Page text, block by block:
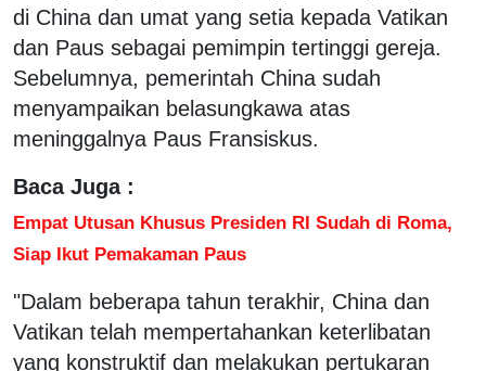
di China dan umat yang setia kepada Vatikan
dan Paus sebagai pemimpin tertinggi gereja.
Sebelumnya, pemerintah China sudah
menyampaikan belasungkawa atas
meninggalnya Paus Fransiskus.
Baca Juga :
Empat Utusan Khusus Presiden RI Sudah di Roma,
Siap Ikut Pemakaman Paus
"Dalam beberapa tahun terakhir, China dan
Vatikan telah mempertahankan keterlibatan
yang konstruktif dan melakukan pertukaran